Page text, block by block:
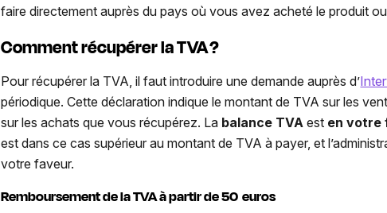
faire directement auprès du pays où vous avez acheté le produit
Comment récupérer la TVA ?
Pour récupérer la TVA, il faut introduire une demande auprès d’
périodique. Cette déclaration indique le montant de TVA sur les
sur les achats que vous récupérez. La balance TVA est en votre
est dans ce cas supérieur au montant de TVA à payer, et
votre faveur.
Remboursement de la TVA à partir de 50 euros